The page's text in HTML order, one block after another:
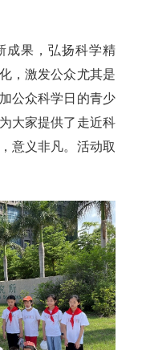
成果，弘扬科学精
，激发公众尤其是
公众科学日的青少
大家提供了走近科
意义非凡。活动取